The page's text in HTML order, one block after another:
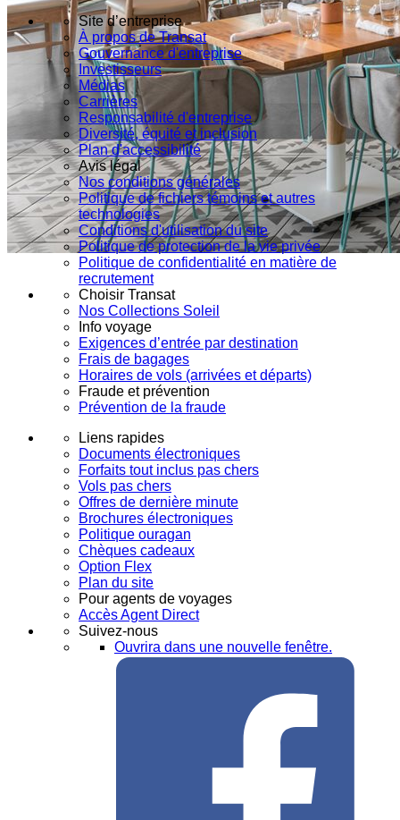
Site d’entreprise
À propos de Transat
Gouvernance d'entreprise
Investisseurs
Médias
Carrières
Responsabilité d'entreprise
Diversité, équité et inclusion
Plan d'accessibilité
Avis légal
Nos conditions générales
Politique de fichiers témoins et autres
technologies
Conditions d'utilisation du site
Politique de protection de la vie privée
Politique de confidentialité en matière de
recrutement
Choisir Transat
Nos Collections Soleil
Info voyage
Exigences d’entrée par destination
Frais de bagages
Horaires de vols (arrivées et départs)
Fraude et prévention
Prévention de la fraude
Liens rapides
Documents électroniques
Forfaits tout inclus pas chers
Vols pas chers
Offres de dernière minute
Brochures électroniques
Politique ouragan
Chèques cadeaux
Option Flex
Plan du site
Pour agents de voyages
Accès Agent Direct
Suivez-nous
Ouvrira dans une nouvelle fenêtre.